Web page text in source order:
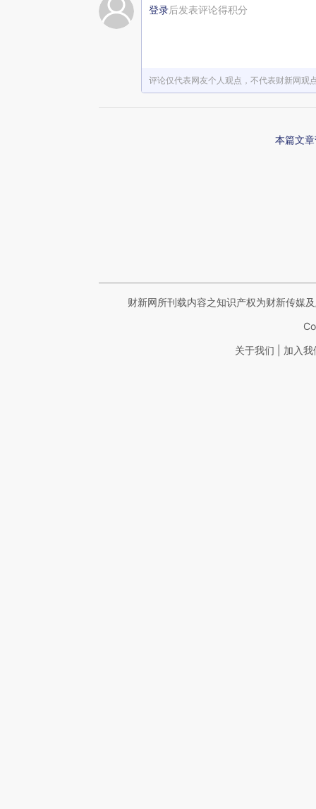
登录后发表评论得积分
评论仅代表网友个人观点，不代表财新网观
本篇文
财新网所刊载内容之知识产权为财新传媒
关于我们 加入我